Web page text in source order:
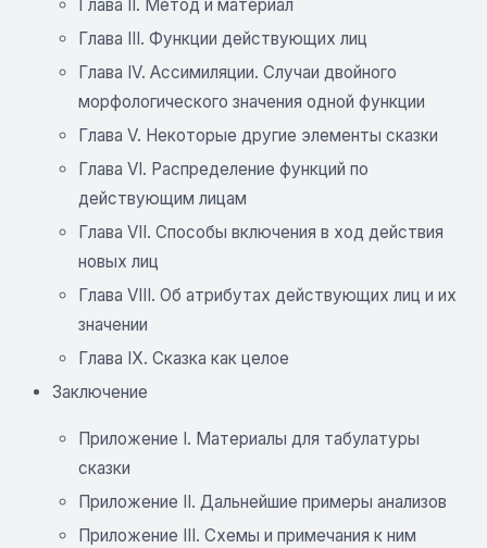
Глава II. Метод и материал
Глава III. Функции действующих лиц
Глава IV. Ассимиляции. Случаи двойного
морфологического значения одной функции
Глава V. Некоторые другие элементы сказки
Глава VI. Распределение функций по
действующим лицам
Глава VII. Способы включения в ход действия
новых лиц
Глава VIII. Об атрибутах действующих лиц и их
значении
Глава IX. Сказка как целое
Заключение
Приложение I. Материалы для табулатуры
сказки
Приложение II. Дальнейшие примеры анализов
Приложение III. Схемы и примечания к ним